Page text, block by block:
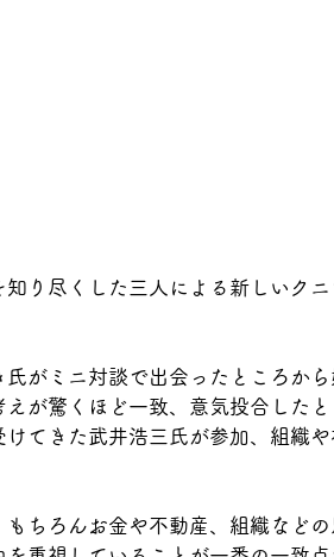
り尽くした三人による新しいク
がミニ対談で出会ったところか
が驚くほど一致、意気投合した
けてきた武井浩三氏が参加、組織
もちろんお金や不動産、組織など